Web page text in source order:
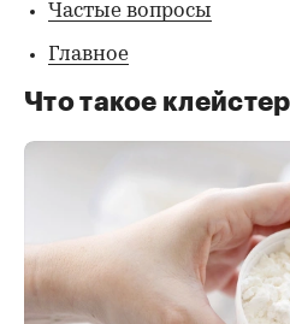
Частые вопросы
Главное
Что такое клейстер